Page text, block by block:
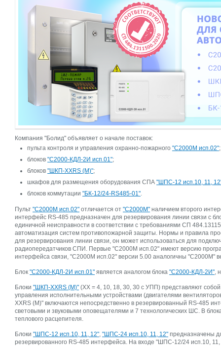
Компания "Болид" объявляет о начале поставок:
пульта контроля и управления охранно-пожарного "С2000М исп.02";
блоков "С2000-КДЛ-2И исп.01";
блоков "ШКП-ХХRS (М)";
шкафов для размещения оборудования СПА "ШПС-12 исп.10, 11,
блоков коммутации "БК-12/24-RS485-01".
Пульт "С2000М исп.02" отличается от "С2000М" наличием второго
интерфейс RS-485 предназначен для резервирования линии связи с
единичной неисправности в соответствии с требованиями СП
автоматизация систем противопожарной защиты. Нормы и правила
для резервирования линии связи, он может использоваться для
радиопередатчиков СПИ. Первые "С2000М исп.02" имеют версию
интерфейса связи, "С2000М исп.02" версии 5.00 аналогичны "С2000М"
Блок "С2000-КДЛ-2И исп.01" является аналогом блока "С2000-КДЛ-2И",
Блоки "ШКП-ХХRS (М)" (ХХ = 4, 10, 18, 30, 30 с УПП) представляют
управления исполнительными устройствами (двигателями
ХХRS (М)" включаются непосредственно в резервированный RS-485
световыми и звуковыми оповещателями и 7 технологических ШС. В
теплового расцепителя.
Блоки "ШПС-12 исп.10, 11, 12", "ШПС-24 исп.10, 11, 12" предназначены
резервированного RS-485 интерфейса. На входе "ШПС-12/24 исп.10,